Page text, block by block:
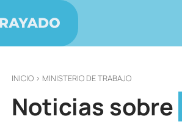
INICIO > MINISTERIO DE TRABAJO
Noticias sobre